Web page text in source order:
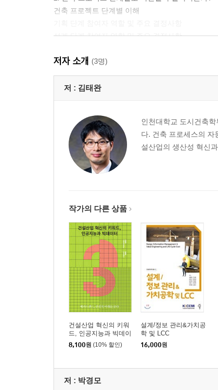
건축 프로젝트 단계별 이해
설계 단계 참여자 역할 및 주요 결정사항
시공 단계 참여자 역할 및 주요 결정사항
유지관리 단계 참여자 역할 및 주요 결정사항
해체 단계 참여자 역할 및 주요 결정사항
3. 건축 프로젝트는 어떻게 시작되고 운영되는가?
프로젝트를 위한 자금 조달
프로젝트 발주방식
프로젝트 계약방식
프로젝트 파이낸싱과 PPP 사업
건설분쟁의 원인과 예방
건설분쟁 해결을 위한 제도
정리: 건축 프로젝트가 어떻게 시작되고 운영되더
해외사례: 프로젝트를 성공으로 이끌기 위한 통합
4. 건축 프로젝트 전문가는 어떤 일을 하는가?
건축 프로젝트 전문가의 역할
공정관리를 위한 역할과 기술들
원가관리를 위한 역할과 기술들
해외사례: 린건설과 선진형사업관리
저자 소개 (3명)
저 : 김태완
인천대학교 도시건축
다. 건축 프로세스의
설산업의 생산성 혁신
작가의 다른 상품
건설산업 혁신의 키워
드, 인공지능과 빅데이
터
8,100원 (10% 할인)
설계/정보 관리&가치공
학 및 LCC
16,000원
저 : 박경모